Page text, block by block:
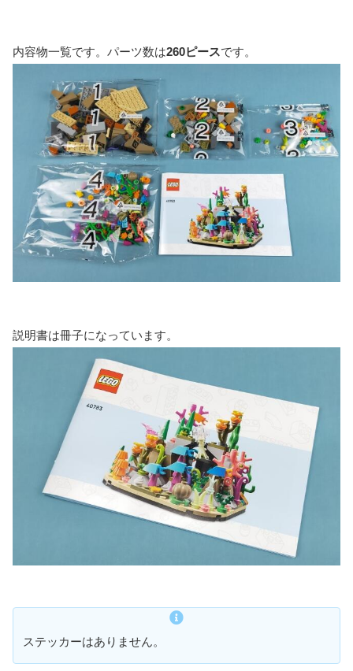
内容物一覧です。パーツ数は260ピースです。
説明書は冊子になっています。
ステッカーはありません。